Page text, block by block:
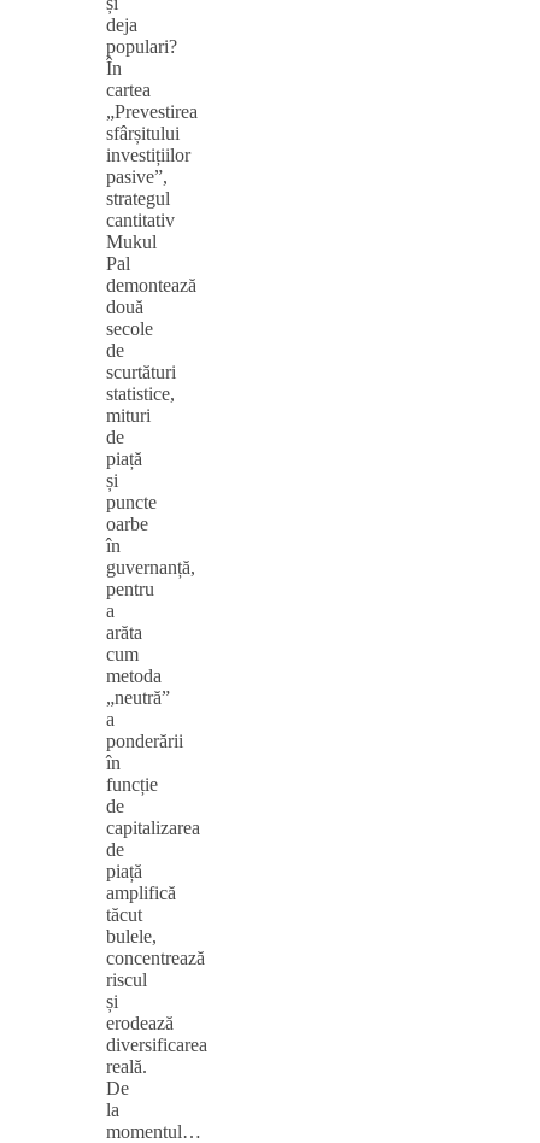
deja
populari?
În
cartea
„Prevestirea
sfârșitului
investițiilor
pasive”,
strategul
cantitativ
Mukul
Pal
demontează
două
secole
de
scurtături
statistice,
mituri
de
piață
și
puncte
oarbe
în
guvernanță,
pentru
a
arăta
cum
metoda
„neutră”
a
ponderării
în
funcție
de
capitalizarea
de
piață
amplifică
tăcut
bulele,
concentrează
riscul
și
erodează
diversificarea
reală.
De
la
momentul…